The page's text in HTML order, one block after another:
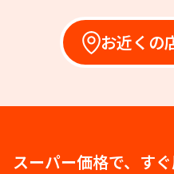
お近くの
スーパー価格で、すぐ